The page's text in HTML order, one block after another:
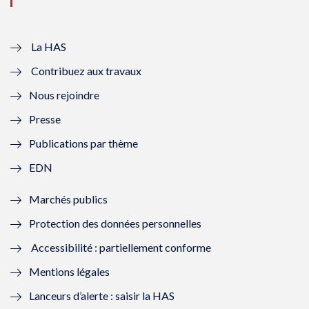
l
l
f
n
ê
t
r
e
e
n
ê
ê
t
ê
La HAS
Contribuez aux travaux
Nous rejoindre
Presse
Publications par thème
EDN
Marchés publics
Protection des données personnelles
Accessibilité : partiellement conforme
Mentions légales
Lanceurs d’alerte : saisir la HAS